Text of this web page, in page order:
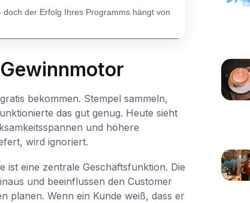
der Erfolg Ihres Programms hängt von
bekommen. Stempel sammeln,
das gut genug. Heute sieht
und höhere
wird ignoriert.
ist eine zentrale Geschäftsfunktion. Die
und beeinflussen den Customer
planen. Wenn ein Kunde weiß, dass er